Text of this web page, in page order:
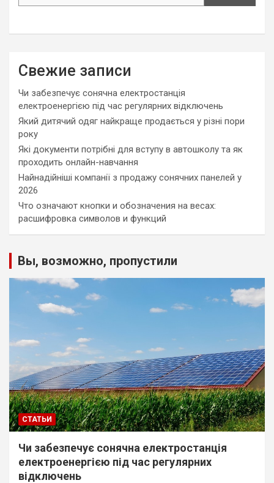
Свежие записи
Чи забезпечує сонячна електростанція
електроенергією під час регулярних відключень
Який дитячий одяг найкраще продається у різні пори
року
Які документи потрібні для вступу в автошколу та як
проходить онлайн-навчання
Найнадійніші компанії з продажу сонячних панелей у
2026
Что означают кнопки и обозначения на весах:
расшифровка символов и функций
Вы, возможно, пропустили
СТАТЬИ
Чи забезпечує сонячна електростанція
електроенергією під час регулярних
відключень